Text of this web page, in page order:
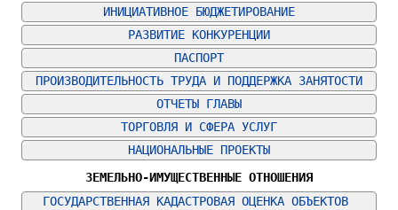
ИНИЦИАТИВНОЕ БЮДЖЕТИРОВАНИЕ
РАЗВИТИЕ КОНКУРЕНЦИИ
ПАСПОРТ
ПРОИЗВОДИТЕЛЬНОСТЬ ТРУДА И ПОДДЕРЖКА ЗАНЯТОСТИ
ОТЧЕТЫ ГЛАВЫ
ТОРГОВЛЯ И СФЕРА УСЛУГ
НАЦИОНАЛЬНЫЕ ПРОЕКТЫ
ЗЕМЕЛЬНО-ИМУЩЕСТВЕННЫЕ ОТНОШЕНИЯ
ГОСУДАРСТВЕННАЯ КАДАСТРОВАЯ ОЦЕНКА ОБЪЕКТОВ